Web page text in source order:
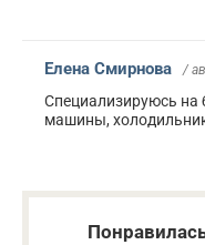
Елена Смирнова /
Специализируюсь на
машины,